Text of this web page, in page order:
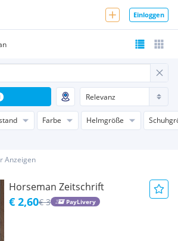
Einloggen
Farbe Helmgröße
Anzeigen
Horseman Zeitschrift
€ 2,60€ 3 PayLivery